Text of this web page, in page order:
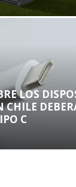
LOS
CHILE
C